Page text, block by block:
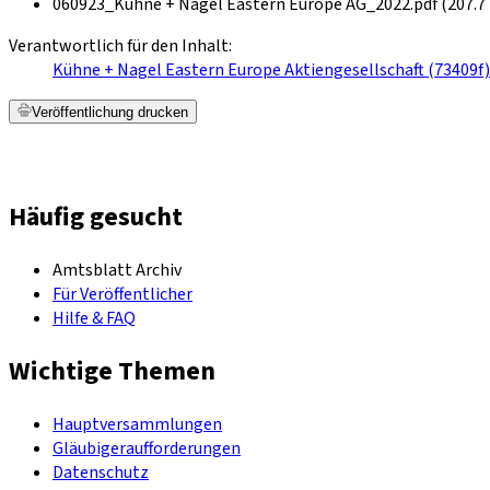
Verantwortlich für den Inhalt:
Kühne + Nagel Eastern Europe Aktiengesellschaft (73409f)
Veröffentlichung drucken
Häufig gesucht
Amtsblatt Archiv
Für Veröffentlicher
Hilfe & FAQ
Wichtige Themen
Hauptversammlungen
Gläubigeraufforderungen
Datenschutz